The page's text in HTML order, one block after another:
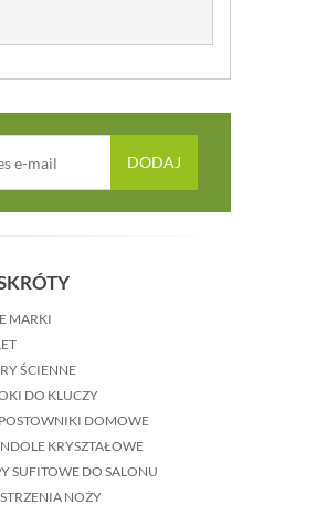
DODAJ
MARKI
ŚCIENNE
DO KLUCZY
DOMOWE
KRYSZTAŁOWE
SUFITOWE DO SALONU
NOŻY